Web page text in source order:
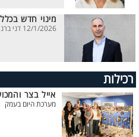
מינוי חדש
12/1/2026 דני ברנר
רכילות
אייל בצר
מערכת היום בעמק